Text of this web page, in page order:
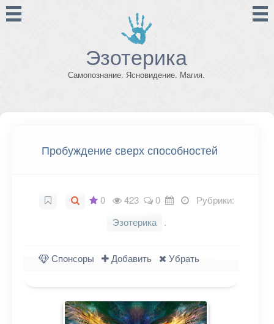
Эзотерика
Самопознание. Ясновидение. Магия.
Пробуждение сверх способностей
0 423 0
Рубрики:
Эзотерика
.
Спонсоры Добавить Убрать